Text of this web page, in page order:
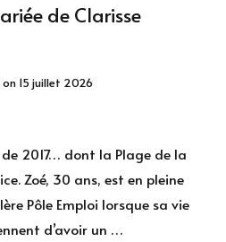
de Clarisse
15 juillet 2026
2017… dont la Plage de la
Zoé, 30 ans, est en pleine
Pôle Emploi lorsque sa vie
d’avoir un …